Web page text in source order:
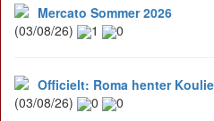
Mercato Sommer 2026
(03/08/26)
1 0
Officielt: Roma henter
(03/08/26)
0 0